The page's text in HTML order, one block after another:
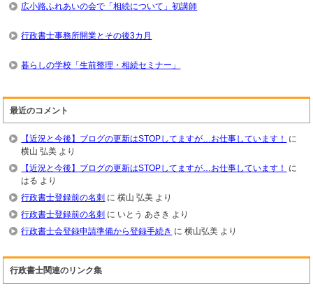
広小路ふれあいの会で「相続について」初講師
行政書士事務所開業とその後3カ月
暮らしの学校「生前整理・相続セミナー」
最近のコメント
【近況と今後】ブログの更新はSTOPしてますが…お仕事しています！
に
横山 弘美 より
【近況と今後】ブログの更新はSTOPしてますが…お仕事しています！
に
はる より
行政書士登録前の名刺 に横山 弘美 より
行政書士登録前の名刺 に いとう あさき より
行政書士会登録申請準備から登録手続き に横山弘美 より
行政書士関連のリンク集